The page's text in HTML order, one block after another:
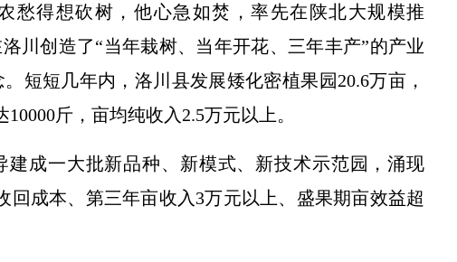
愁得想砍树，他心急如焚，率先在陕北大规模推
川创造了“当年栽树、当年开花、三年丰产”的产业
短短几年内，洛川县发展矮化密植果园20.6万亩，
斤，亩均纯收入2.5万元以上。
建成一大批新品种、新模式、新技术示范园，涌现
回成本、第三年亩收入3万元以上、盛果期亩效益超